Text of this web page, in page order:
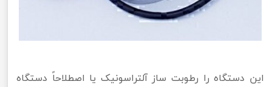
این دستگاه را رطوبت ساز آلتراسونیک یا اصطلاحاً دستگاه